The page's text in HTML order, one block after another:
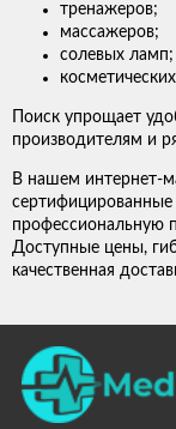
тренажеров;
массажеров;
солевых ламп;
Поиск упрощает
производителям и
В нашем интернет-
сертифицированные
профессиональную
Доступные цены,
качественная